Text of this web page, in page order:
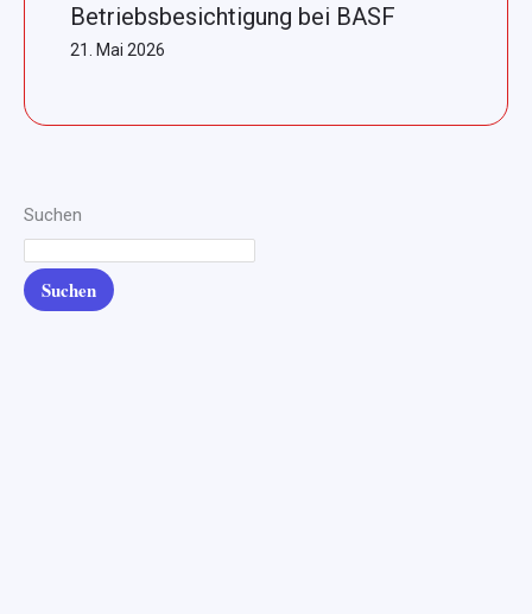
Betriebsbesichtigung bei BASF
21. Mai 2026
Suchen
Suchen